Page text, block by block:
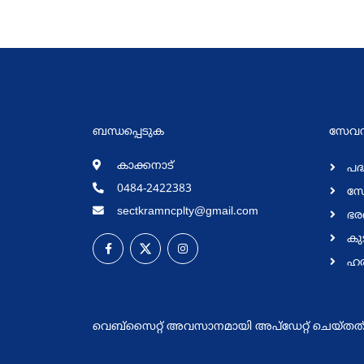
ബന്ധപ്പെടുക
കാക്കനാട്
0484-2422383
sectkramncplty@gmail.com
വെബ്സൈറ്റ് അവസാനമായി അപ്ഡേറ്റ് ചെയ്തത് 29-